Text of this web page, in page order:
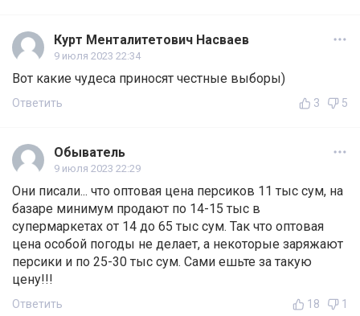
Курт Менталитетович Насваев
9 июля 2023 22:34
Вот какие чудеса приносят честные выборы)
Ответить 3 5
Обыватель
9 июля 2023 22:29
Они писали... что оптовая цена персиков 11 тыс сум, на
базаре минимум продают по 14-15 тыс в
супермаркетах от 14 до 65 тыс сум. Так что оптовая
цена особой погоды не делает, а некоторые заряжают
персики и по 25-30 тыс сум. Сами ешьте за такую
цену!!!
Ответить 18 1